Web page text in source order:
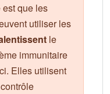
que les
utiliser les
le
immunitaire
Elles utilisent